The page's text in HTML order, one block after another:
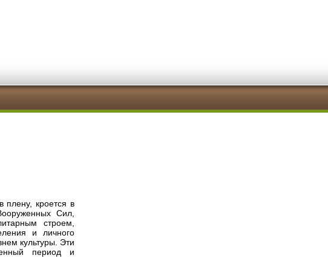
плену, кроется в
Сил,
строем,
и личного
культуры. Эти
период и